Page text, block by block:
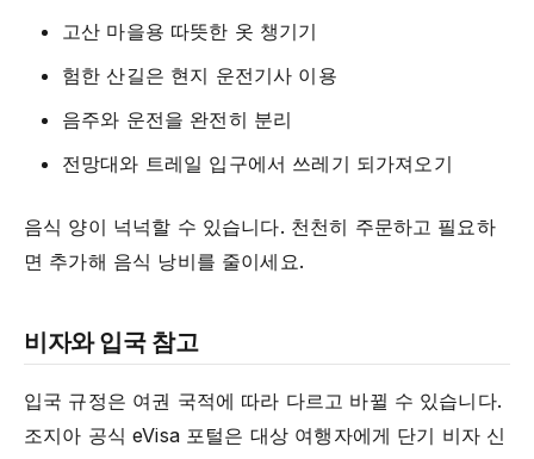
고산 마을용 따뜻한 옷 챙기기
험한 산길은 현지 운전기사 이용
음주와 운전을 완전히 분리
전망대와 트레일 입구에서 쓰레기 되가져오기
음식 양이 넉넉할 수 있습니다. 천천히 주문하고 필요하
면 추가해 음식 낭비를 줄이세요.
비자와 입국 참고
입국 규정은 여권 국적에 따라 다르고 바뀔 수 있습니다.
조지아 공식 eVisa 포털은 대상 여행자에게 단기 비자 신